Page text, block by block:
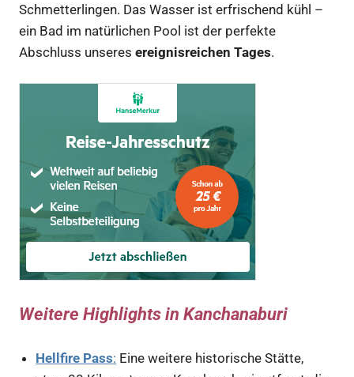
Schmetterlingen. Das Wasser ist erfrischend kühl –
ein Bad im natürlichen Pool ist der perfekte
Abschluss unseres ereignisreichen Tages.
Weitere Highlights in Kanchanaburi
Hellfire Pass: Eine weitere historische Stätte,